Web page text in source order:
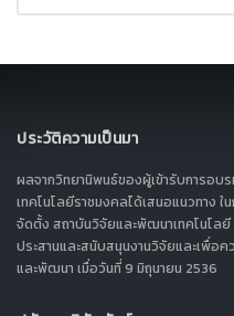
ประวัติความเป็นมา
ผลจากวิทยานิพนธ์ของผู้เข้ารับการอบ
เทคโนโลยีราชมงคลได้เสนอแนวทาง
จัดตั้ง สถาบันวิจัยและพัฒนาเทคโนโลยี
ประสานและสนับสนุนงานวิจัยและเพื่อค
และพัฒนา เมื่อวันที่ 9 มิถุนายน 2536